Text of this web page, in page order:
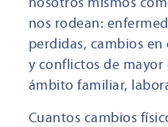
nos rodean:
perdidas, cambios
y conflictos de
ámbito familiar,
Cuantos cambios